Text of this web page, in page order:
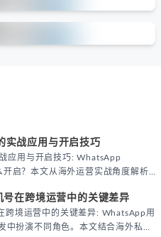
实战应用与开启技巧
应用与开启技巧: WhatsApp
启？本文从海外运营实战角度解析
在跨境运营中的关键差异
跨境运营中的关键差异: WhatsApp用
中扮演不同角色。本文结合海外私域